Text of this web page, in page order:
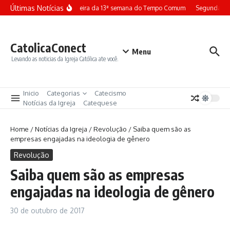
Ir para o conteúdo
Últimas NotíciasTerça-feira da 13ª semana do Tempo Comum Segunda-
CatolicaConect
Levando as noticias da Igreja Católica ate você.
Menu
Inicio Categorias
Catecismo
Notícias da Igreja
Catequese
Home /Notícias da Igreja /Revolução / Saiba quem são as
empresas engajadas na ideologia de gênero
Revolução
Saiba quem são as empresas
engajadas na ideologia de gênero
30 de outubro de 2017